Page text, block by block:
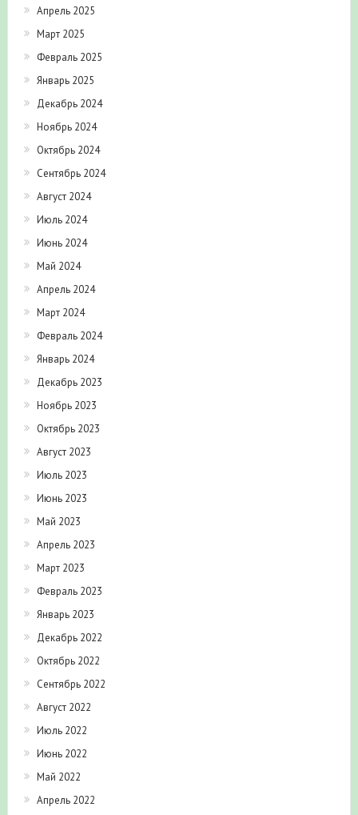
Апрель 2025
Март 2025
Февраль 2025
Январь 2025
Декабрь 2024
Ноябрь 2024
Октябрь 2024
Сентябрь 2024
Август 2024
Июль 2024
Июнь 2024
Май 2024
Апрель 2024
Март 2024
Февраль 2024
Январь 2024
Декабрь 2023
Ноябрь 2023
Октябрь 2023
Август 2023
Июль 2023
Июнь 2023
Май 2023
Апрель 2023
Март 2023
Февраль 2023
Январь 2023
Декабрь 2022
Октябрь 2022
Сентябрь 2022
Август 2022
Июль 2022
Июнь 2022
Май 2022
Апрель 2022